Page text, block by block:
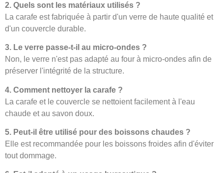
2. Quels sont les matériaux utilisés ?
La carafe est fabriquée à partir d'un verre de haute qualité et
d'un couvercle durable.
3. Le verre passe-t-il au micro-ondes ?
Non, le verre n'est pas adapté au four à micro-ondes afin de
préserver l'intégrité de la structure.
4. Comment nettoyer la carafe ?
La carafe et le couvercle se nettoient facilement à l'eau
chaude et au savon doux.
5. Peut-il être utilisé pour des boissons chaudes ?
Elle est recommandée pour les boissons froides afin d'éviter
tout dommage.